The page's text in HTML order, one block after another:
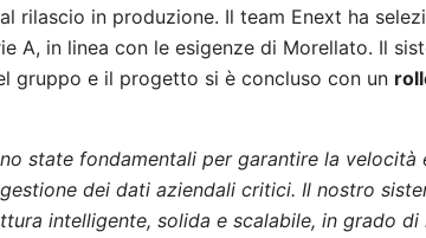
rilascio in produzione. Il team Enext ha
A, in linea con le esigenze di Morellato. Il
gruppo e il progetto si è concluso con un
state fondamentali per garantire la velocità
dei dati aziendali critici. Il nostro
intelligente, solida e scalabile, in grado